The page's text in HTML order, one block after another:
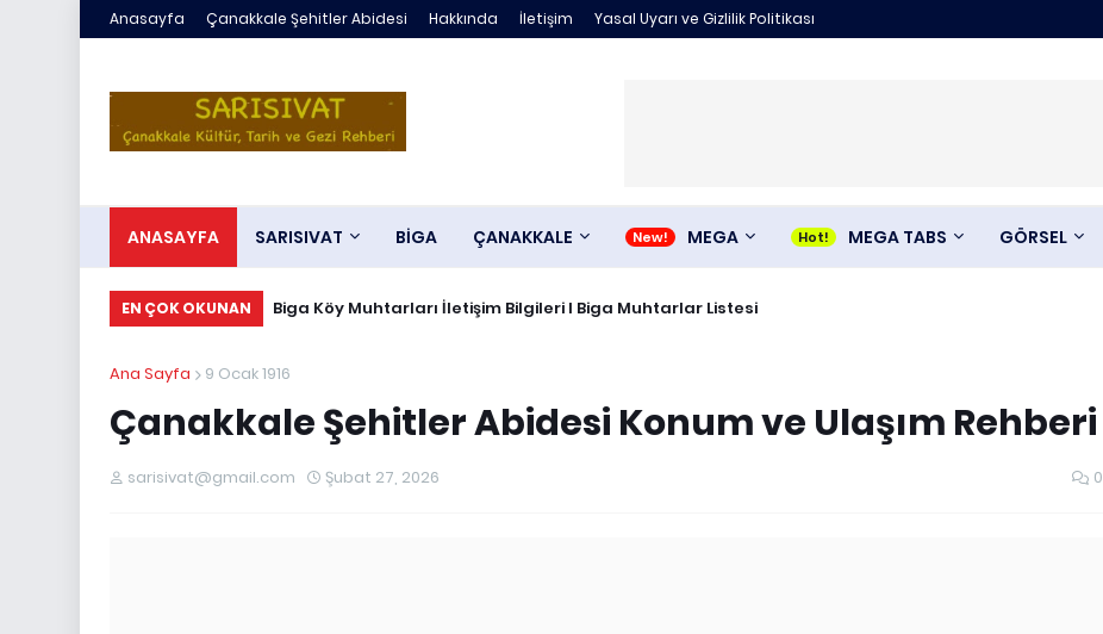
Anasayfa Çanakkale Şehitler Abidesi Hakkında İletişim Yasal Uyarı ve Gizlilik Politikası
ANASAYFA SARISIVAT BİGA ÇANAKKALE MEGA MEGA TABS GÖRSEL
EN ÇOK OKUNAN Biga Köy Muhtarları İletişim Bilgileri I Biga Muhtarlar Listesi
Ana Sayfa 9 Ocak 1916
Çanakkale Şehitler Abidesi Konum ve Ulaşım Rehberi
sarisivat@gmail.com Şubat 27, 2026 0